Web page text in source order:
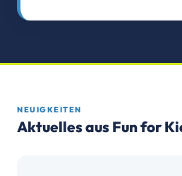
NEUIGKEITEN
Aktuelles aus Fun for